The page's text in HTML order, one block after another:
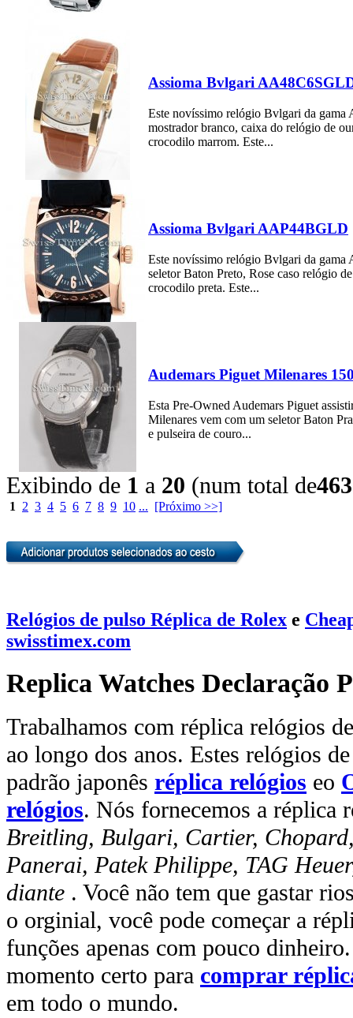
Assioma Bvlgari
Este novíssimo relógio Bvlgari da gama
mostrador branco, caixa do relógio de
crocodilo marrom. Este...
Assioma Bvlgari AAP44BGLD
Este novíssimo relógio Bvlgari da gama
seletor Baton Preto, Rose caso relógio
crocodilo preta. Este...
Audemars Piguet Milenares
Esta Pre-Owned Audemars Piguet
Milenares vem com um seletor Baton
e pulseira de couro...
Exibindo de 1 a 20 (num total de
1 2 3 4 5 6 7 8 9 10 ... [Próximo >>]
Relógios de pulso Réplica de Rolex e
swisstimex.com
Replica Watches Declaração
Trabalhamos com réplica relógios
ao longo dos anos. Estes relógios
padrão japonês réplica relógios eo
relógios. Nós fornecemos a réplica
Breitling, Bulgari, Cartier,
Panerai, Patek Philippe, TAG
diante . Você não tem que gastar
o orginial, você pode começar a
funções apenas com pouco
momento certo para comprar
em todo o mundo.